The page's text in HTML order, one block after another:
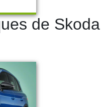
de Skoda